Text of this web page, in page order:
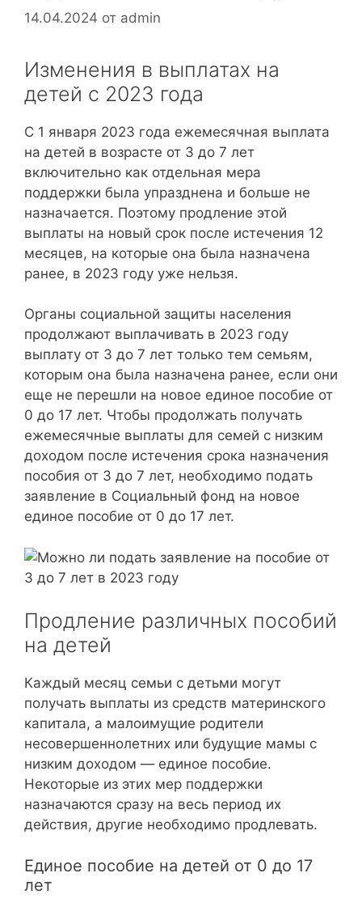
14.04.2024 от admin
Изменения в выплатах на
детей с 2023 года
С 1 января 2023 года ежемесячная выплата
на детей в возрасте от 3 до 7 лет
включительно как отдельная мера
поддержки была упразднена и больше не
назначается. Поэтому продление этой
выплаты на новый срок после истечения 12
месяцев, на которые она была назначена
ранее, в 2023 году уже нельзя.
Органы социальной защиты населения
продолжают выплачивать в 2023 году
выплату от 3 до 7 лет только тем семьям,
которым она была назначена ранее, если они
еще не перешли на новое единое пособие от
0 до 17 лет. Чтобы продолжать получать
ежемесячные выплаты для семей с низким
доходом после истечения срока назначения
пособия от 3 до 7 лет, необходимо подать
заявление в Социальный фонд на новое
единое пособие от 0 до 17 лет.
Продление различных пособий
на детей
Каждый месяц семьи с детьми могут
получать выплаты из средств материнского
капитала, а малоимущие родители
несовершеннолетних или будущие мамы с
низким доходом — единое пособие.
Некоторые из этих мер поддержки
назначаются сразу на весь период их
действия, другие необходимо продлевать.
Единое пособие на детей от 0 до 17
лет